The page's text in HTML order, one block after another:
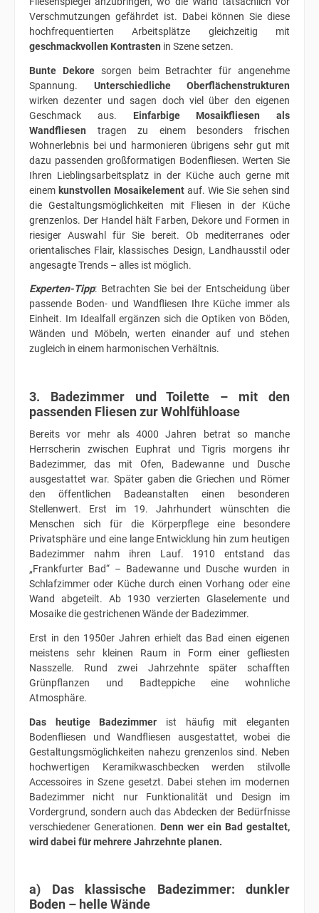
Verschmutzungen gefährdet ist. Dabei können Sie diese
hochfrequentierten Arbeitsplätze gleichzeitig mit
geschmackvollen Kontrasten in Szene setzen.
Bunte Dekoresorgen beim Betrachter für angenehme
Spannung. Unterschiedliche Oberflächenstrukturen
wirken dezenter und sagen doch viel über den eigenen
Geschmack aus. Einfarbige Mosaikfliesen als
Wandfliesen tragen zu einem besonders frischen
Wohnerlebnis bei und harmonieren übrigens sehr gut mit
dazu passenden großformatigen Bodenfliesen. Werten Sie
Ihren Lieblingsarbeitsplatz in der Küche auch gerne mit
einem kunstvollen Mosaikelement auf. Wie Sie sehen sind
die Gestaltungsmöglichkeiten mit Fliesen in der Küche
grenzenlos. Der Handel hält Farben, Dekore und Formen in
riesiger Auswahl für Sie bereit. Ob mediterranes oder
orientalisches Flair, klassisches Design, Landhausstil oder
angesagte Trends – alles ist möglich.
Experten-Tipp: Betrachten Sie bei der Entscheidung über
passende Boden- und Wandfliesen Ihre Küche immer als
Einheit. Im Idealfall ergänzen sich die Optiken von Böden,
Wänden und Möbeln, werten einander auf und stehen
zugleich in einem harmonischen Verhältnis.
3. Badezimmer und Toilette – mit den
passenden Fliesen zur Wohlfühloase
Bereits vor mehr als 4000 Jahren betrat so manche
Herrscherin zwischen Euphrat und Tigris morgens ihr
Badezimmer, das mit Ofen, Badewanne und Dusche
ausgestattet war. Später gaben die Griechen und Römer
den öffentlichen Badeanstalten einen besonderen
Stellenwert. Erst im 19. Jahrhundert wünschten die
Menschen sich für die Körperpflege eine besondere
Privatsphäre und eine lange Entwicklung hin zum heutigen
Badezimmer nahm ihren Lauf. 1910 entstand das
„Frankfurter Bad“ – Badewanne und Dusche wurden in
Schlafzimmer oder Küche durch einen Vorhang oder eine
Wand abgeteilt. Ab 1930 verzierten Glaselemente und
Mosaike die gestrichenen Wände der Badezimmer.
Erst in den 1950er Jahren erhielt das Bad einen eigenen
meistens sehr kleinen Raum in Form einer gefliesten
Nasszelle. Rund zwei Jahrzehnte später schafften
Grünpflanzen und Badteppiche eine wohnliche
Atmosphäre.
Das heutige Badezimmer ist häufig mit eleganten
Bodenfliesen und Wandfliesen ausgestattet, wobei die
Gestaltungsmöglichkeiten nahezu grenzenlos sind. Neben
hochwertigen Keramikwaschbecken werden stilvolle
Accessoires in Szene gesetzt. Dabei stehen im modernen
Badezimmer nicht nur Funktionalität und Design im
Vordergrund, sondern auch das Abdecken der Bedürfnisse
verschiedener Generationen. Denn wer ein Bad gestaltet,
wird dabei für mehrere Jahrzehnte planen.
a) Das klassische Badezimmer: dunkler
Boden – helle Wände